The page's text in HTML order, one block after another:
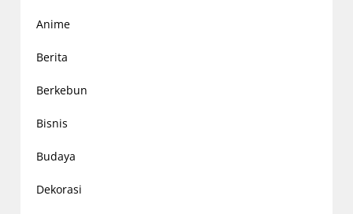
Anime
Berita
Berkebun
Bisnis
Budaya
Dekorasi